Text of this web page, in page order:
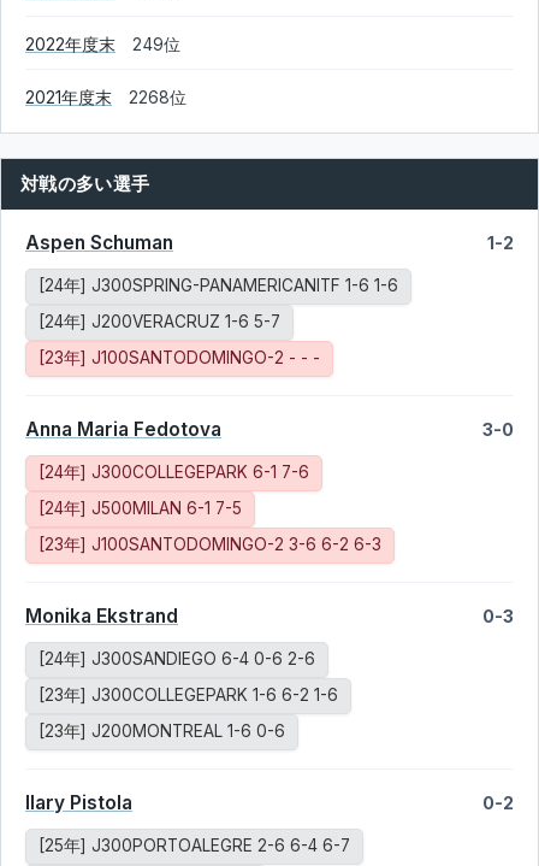
2022年度末 249位
2021年度末 2268位
対戦の多い選手
Aspen Schuman 1-2
[24年] J300SPRING-PANAMERICANITF 1-6 1-6
[24年] J200VERACRUZ 1-6 5-7
[23年] J100SANTODOMINGO-2 - - -
Anna Maria Fedotova 3-0
[24年] J300COLLEGEPARK 6-1 7-6
[24年] J500MILAN 6-1 7-5
[23年] J100SANTODOMINGO-2 3-6 6-2 6-3
Monika Ekstrand 0-3
[24年] J300SANDIEGO 6-4 0-6 2-6
[23年] J300COLLEGEPARK 1-6 6-2 1-6
[23年] J200MONTREAL 1-6 0-6
Ilary Pistola 0-2
[25年] J300PORTOALEGRE 2-6 6-4 6-7